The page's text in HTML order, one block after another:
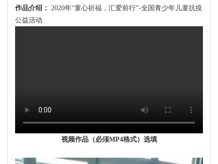
作品介绍：
2020年“童心祈福，汇爱前行”-全国青少年儿童抗疫
公益活动
视频作品（必须MP4格式）选填